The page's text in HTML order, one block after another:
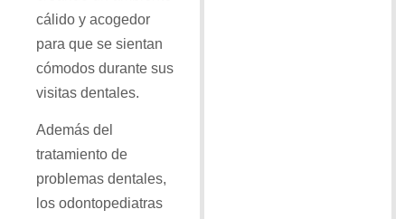
cálido y acogedor
para que se sientan
cómodos durante sus
visitas dentales.
Además del
tratamiento de
problemas dentales,
los odontopediatras